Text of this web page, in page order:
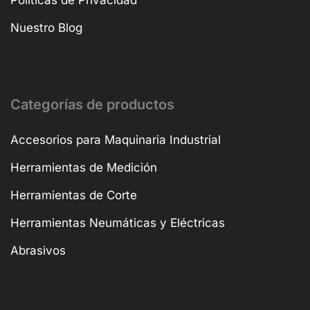
Nuestro Blog
Categorías de productos
Accesorios para Maquinaria Industrial
Herramientas de Medición
Herramientas de Corte
Herramientas Neumáticas y Eléctricas
Abrasivos